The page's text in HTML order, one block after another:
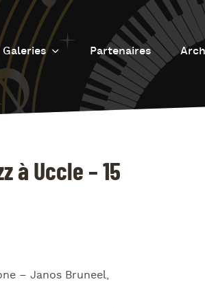
Galeries
Galerie photos
Galerie Vidéos
Partenaires
à Uccle – 15
– Janos Bruneel,